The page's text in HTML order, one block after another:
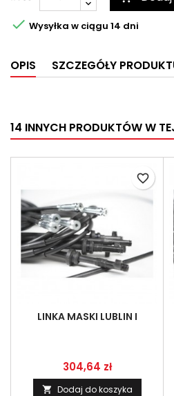
 Wysyłka w ciągu 14 dni
OPIS SZCZEGÓŁY
14 INNYCH PRODUKTÓW W
LINKA MASKI LUBLIN I
Cena
304,64 zł
 Dodaj do koszyka
favorite_border